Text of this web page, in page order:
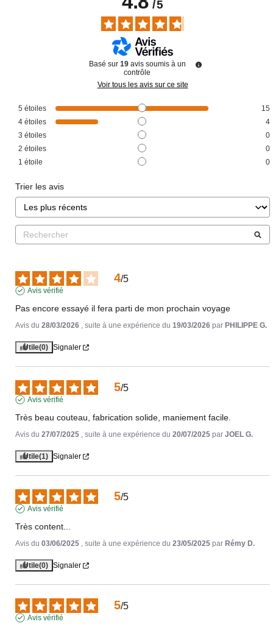
/5
Basé sur 19 avis soumis à un
contrôle
Voir tous les avis sur ce site
5 étoiles
15
4 étoiles
4
3 étoiles
0
2 étoiles
0
1 étoile 0
Trier les avis
4/5
Avis vérifié
Pas encore essayé il fera parti de mon prochain voyage
Avis du 28/03/2026 , suite à une expérience du 19/03/2026 par PHILIPPE G.
Utile(0) Signaler
5/5
Avis vérifié
Très beau couteau, fabrication solide, maniement facile.
Avis du 27/07/2025 , suite à une expérience du 20/07/2025 par JOEL G.
Utile(1) Signaler
5/5
Avis vérifié
Très content...
Avis du 03/06/2025 , suite à une expérience du 23/05/2025 par Rémy D.
Utile(0) Signaler
5/5
Avis vérifié